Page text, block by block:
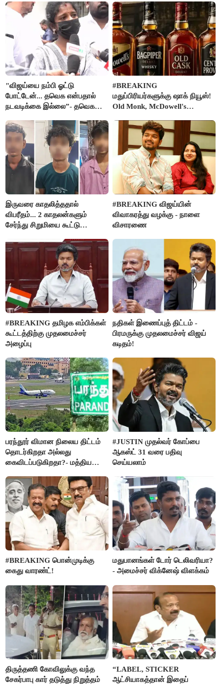
"விஜய்யை நம்பி ஓட்டு
போட்டேன்... தவெக என்பதால்
நடவடிக்கை இல்லை”- தவெக
கதறல்
#BREAKING
மதுப்பிரியர்களுக்கு ஷாக் நியூஸ்!
Old Monk, McDowell's
FSSAI தடை
இருவரை காதலித்ததால்
விபரீதம்... 2 காதலன்களும்
சேர்ந்து சிறுமியை கூட்டு
செய்த கொடூரம்
#BREAKING விஜய்யின்
விவாகரத்து வழக்கு - நாளை
விசாரணை
#BREAKING தமிழக எம்பிக்கள்
கூட்டத்திற்கு முதலமைச்சர்
அழைப்பு
நதிகள் இணைப்புத் திட்டம் -
பிரமருக்கு முதலமைச்சர் விஜய்
கடிதம்!
பரந்தூர் விமான நிலைய திட்டம்
தொடர்கிறதா அல்லது
கைவிடப்படுகிறதா?- மத்திய
#JUSTIN முதல்வர் கோப்பை
ஆகஸ்ட் 31 வரை பதிவு
செய்யலாம்
#BREAKING பொன்முடிக்கு
கைது வாரண்ட்!
மதுபானங்கள் டோர் டெலிவரியா?
- அமைச்சர் விக்னேஷ் விளக்கம்
திருத்தணி கோவிலுக்கு வந்த
சேகர்பாபு கார் தடுத்து நிறுத்தம்
“LABEL, STICKER
ஆட்சியாகத்தான் இதைப்